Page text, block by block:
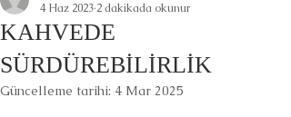
KAHVEDE
SÜRDÜREBİLİRLİK
4 Haz 2023 2 dakikada okunur
Güncelleme tarihi: 4 Mar 2025